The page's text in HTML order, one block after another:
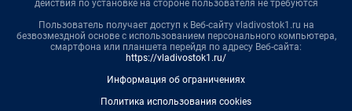
действия по установке на стороне пользователя не требуются
Пользователь получает доступ к Веб-сайту vladivostok1.ru на
безвозмездной основе с использованием персонального компьютера,
смартфона или планшета перейдя по адресу Веб-сайта:
https://vladivostok1.ru/
Информация об ограничениях
Политика использования cookies